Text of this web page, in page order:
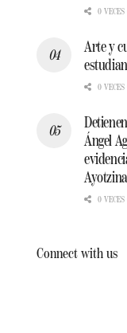
0 VECES
Arte y
0 VECES
Ángel
0 VECES
Connect with us